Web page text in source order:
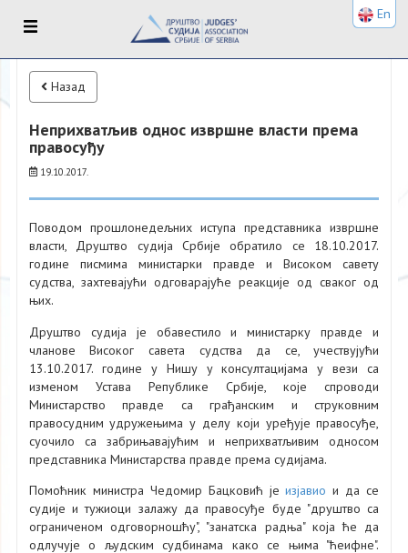
Назад
Неприхватљив однос извршне власти према
правосуђу
19.10.2017.
Поводом прошлонедељних иступа представника извршне
власти, Друштво судија Србије обратило се 18.10.2017.
године писмима министарки правде и Високом савету
судства, захтевајући одговарајуће реакције од сваког од
њих.
Друштво судија је обавестило и министарку правде и
чланове Високог савета судства да се, учествујући
13.10.2017. године у Нишу у консултацијама у вези са
изменом Устава Републике Србије, које спроводи
Министарство правде са грађанским и струковним
правосудним удружењима у делу који уређује правосуђе,
суочило са забрињавајућим и неприхватљивим односом
представника Министарства правде према судијама.
Помоћник министра Чедомир Бацковић јеизјавио и да се
судије и тужиоци залажу да правосуђе буде "друштво са
ограниченом одговорношћу", "занатска радња" која ће да
одлучује о људским судбинама како се њима "ћеифне".
En